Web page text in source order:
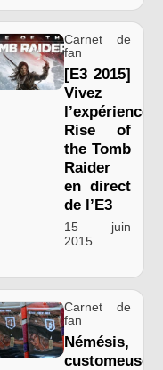
Carnet de
fan
[E3 2015]
Vivez
l’expérience
Rise of
the Tomb
Raider
en direct
de l’E3
15 juin
2015
Carnet de
fan
Némésis,
customeuse